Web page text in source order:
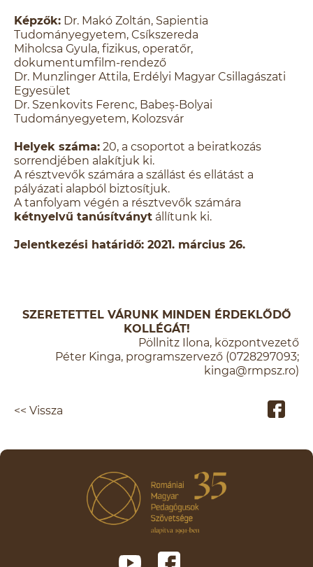
Képzők: Dr. Makó Zoltán, Sapientia
Tudományegyetem, Csíkszereda
Miholcsa Gyula, fizikus, operatőr,
dokumentumfilm-rendező
Dr. Munzlinger Attila, Erdélyi Magyar Csillagászati
Egyesület
Dr. Szenkovits Ferenc, Babeș-Bolyai
Tudományegyetem, Kolozsvár
Helyek száma: 20, a csoportot a beiratkozás
sorrendjében alakítjuk ki.
A résztvevők számára a szállást és ellátást a
pályázati alapból biztosítjuk.
A tanfolyam végén a résztvevők számára
kétnyelvű tanúsítványt állítunk ki.
Jelentkezési határidő: 2021. március 26.
SZERETETTEL VÁRUNK MINDEN ÉRDEKLŐDŐ
KOLLÉGÁT!
Pöllnitz Ilona, központvezető
Péter Kinga, programszervező (0728297093;
kinga@rmpsz.ro)
<< Vissza